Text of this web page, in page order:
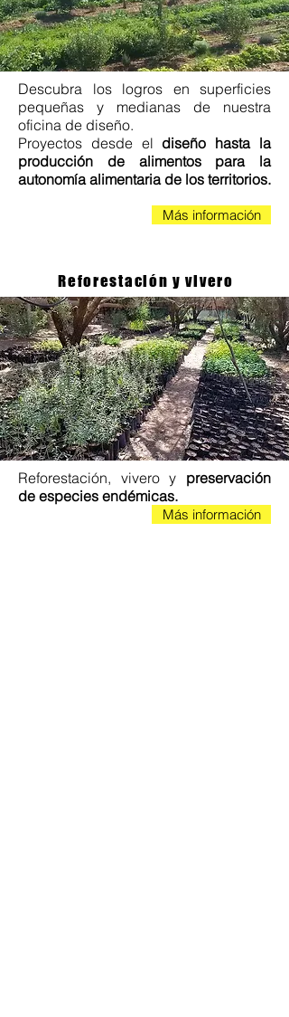
Descubra los logros en superficies
pequeñas y medianas de nuestra
oficina de diseño.
Proyectos desde el diseño hasta la
producción de alimentos para la
autonomía alimentaria de los territorios.
Más información
Reforestación y vivero
Reforestación, vivero y preservación
de especies endémicas.
Más información